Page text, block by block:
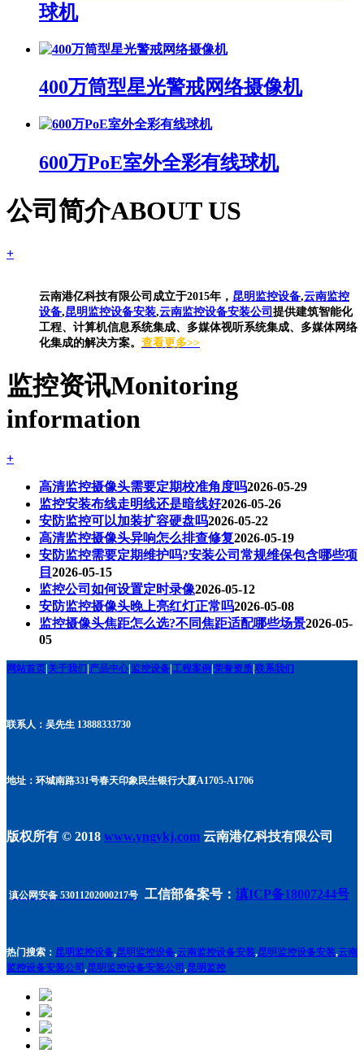
球机
400万筒型星光警戒网络摄像机
600万PoE室外全彩有线球机
公司简介ABOUT US
+
云南港亿科技有限公司成立于2015年， 昆明监控设备,云南监控
设备,昆明监控设备安装,云南监控设备安装公司 提供建筑智能化
工程、计算机信息系统集成、多媒体视听系统集成、多媒体网络
化集成的解决方案。 查看更多>>
监控资讯Monitoring
information
+
高清监控摄像头需要定期校准角度吗2026-05-29
监控安装布线走明线还是暗线好2026-05-26
安防监控可以加装扩容硬盘吗2026-05-22
高清监控摄像头异响怎么排查修复2026-05-19
安防监控需要定期维护吗?安装公司常规维保包含哪些项
目 2026-05-15
监控公司如何设置定时录像2026-05-12
安防监控摄像头晚上亮红灯正常吗2026-05-08
监控摄像头焦距怎么选?不同焦距适配哪些场景2026-05-
05
网站首页 关于我们 产品中心 监控设备 工程案例 荣誉资质 联系我们
联系人：吴先生 13888333730
地址：环城南路331号春天印象民生银行大厦A1705-A1706
版权所有 © 2018 www.yngykj.com 云南港亿科技有限公司
滇公网安备 53011202000217号 工信部备案号： 滇ICP备18007244号
热门搜索： 昆明监控设备,昆明监控设备,云南监控设备安装,昆明监控设备安装,云南
监控设备安装公司 ,昆明监控设备安装公司 ,昆明监控